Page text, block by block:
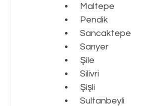
Maltepe
Pendik
Sancaktepe
Sarıyer
Şile
Silivri
Şişli
Sultanbeyli